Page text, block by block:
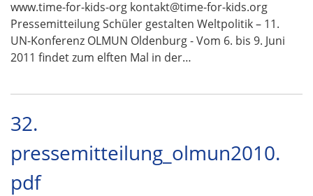
www.time-for-kids-org kontakt@time-for-kids.org
Pressemitteilung Schüler gestalten Weltpolitik – 11.
UN-Konferenz OLMUN Oldenburg - Vom 6. bis 9. Juni
2011 findet zum elften Mal in der…
32.
pressemitteilung_olmun2010.
pdf